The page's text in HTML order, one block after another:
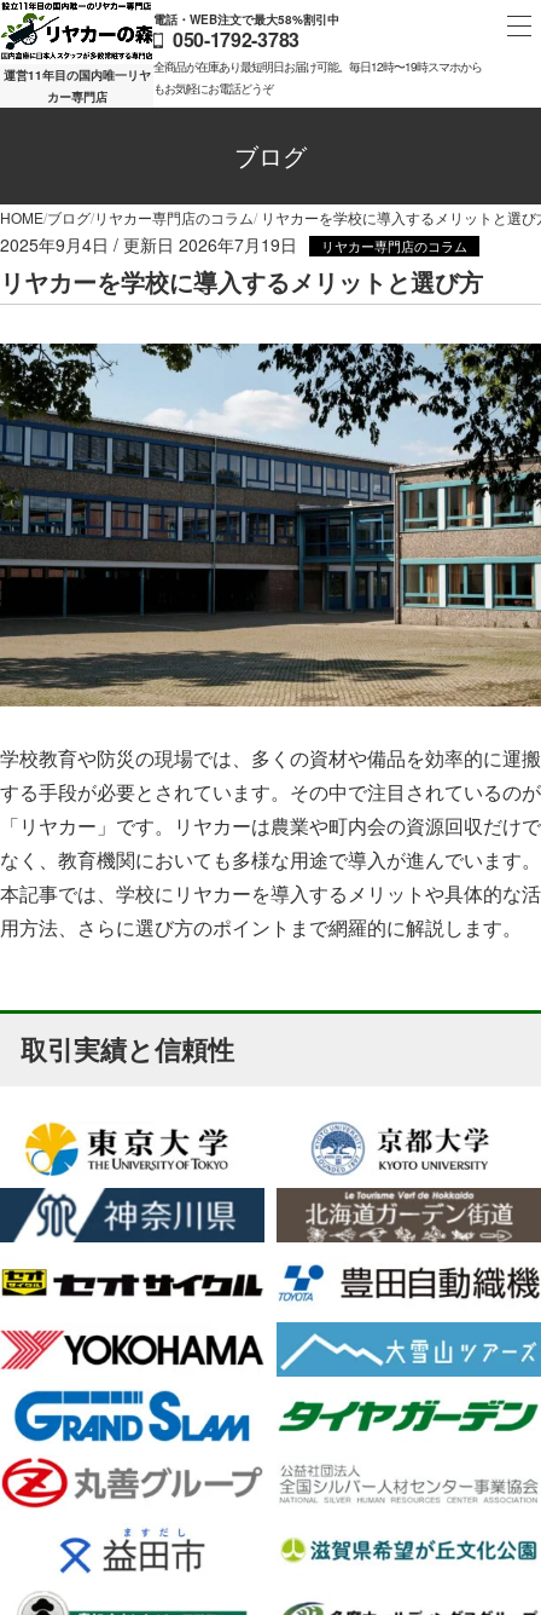
運営11年目の国内唯一リヤ
カー専門店
電話・WEB注文で最大58%割引中
050-1792-3783
全商品が在庫あり最短明日お届け可能。毎日12時〜19時スマホから
もお気軽にお電話どうぞ
ブログ
HOMEブログリヤカー専門店のコラム リヤカーを学校に導入するメリットと選び
2025年9月4日 2026年7月19日 リヤカー専門店のコラム
リヤカーを学校に導入するメリットと選び方
学校教育や防災の現場では、多くの資材や備品を効率的に運搬
する手段が必要とされています。その中で注目されているのが
「リヤカー」です。リヤカーは農業や町内会の資源回収だけで
なく、教育機関においても多様な用途で導入が進んでいます。
本記事では、学校にリヤカーを導入するメリットや具体的な活
用方法、さらに選び方のポイントまで網羅的に解説します。
取引実績と信頼性